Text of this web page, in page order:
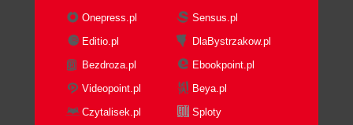
Onepress.pl
Sensus.pl
Editio.pl
DlaBystrzakow.pl
Bezdroza.pl
Ebookpoint.pl
Videopoint.pl
Beya.pl
Czytalisek.pl
Sploty